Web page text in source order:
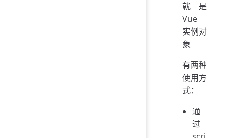
就是
Vue
实例对
象
有两种
使用方
式：
通
过